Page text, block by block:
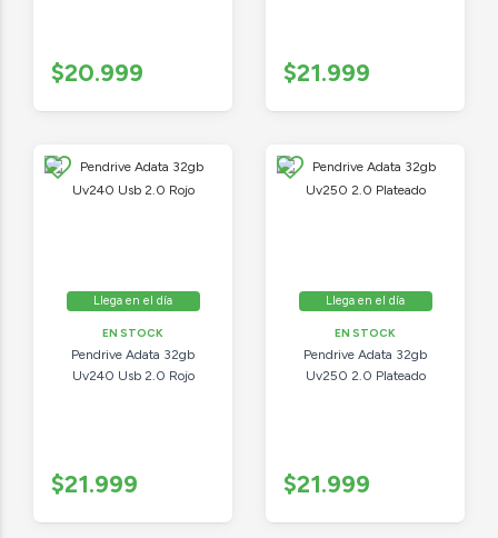
$20.999 $21.999
Llega en el día
EN STOCK
Pendrive Adata 32gb
Uv240 Usb 2.0 Rojo
$21.999
Llega en el día
EN STOCK
Pendrive Adata 32gb
Uv250 2.0 Plateado
$21.999